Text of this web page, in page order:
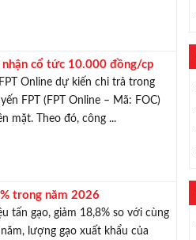
cổ tức 10.000 đồng/cp
Online dự kiến chi trả trong
FPT (FPT Online – Mã: FOC)
mặt. Theo đó, công ...
trong năm 2026
tấn gạo, giảm 18,8% so với cùng
lượng gạo xuất khẩu của